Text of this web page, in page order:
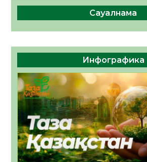
Сауалнама
Инфографика